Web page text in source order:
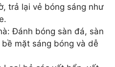
trả lại vẻ bóng sáng như
Đánh bóng sàn đá, sàn
mặt sáng bóng và dễ